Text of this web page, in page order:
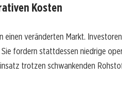
Kosten
einen veränderten Markt.
fordern stattdessen niedrige
trotzen schwankenden